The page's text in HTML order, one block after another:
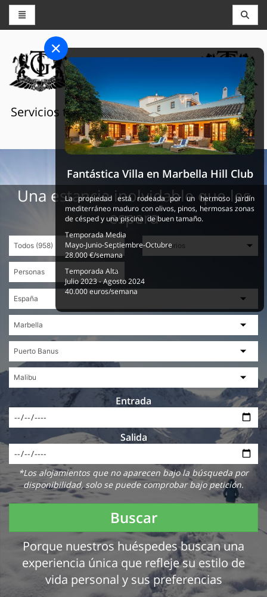
THE GRAND SELECTION
Servicios turísticos de lujo en Suiza, Francia y
España
Una estancia inolvidable que les
espera
Entrada
Salida
*Los alojamientos que no aparecen bajo la búsqueda por
disponibilidad, solo se puede comprobar bajo petición.
Buscar
Porque nuestros huéspedes buscan una
experiencia única que refleje su estilo de
vida personal y sus preferencias
Fantástica Villa en Marbella Hill Club
La propiedad está rodeada por un hermoso jardín
mediterráneo maduro con olivos, pinos, hermosas zonas
de césped y una piscina de buen tamaño.
Temporada Media
Mayo-Junio-Septiembre-Octubre
28.000 €/semana
Temporada Alta
Julio 2023 - Agosto 2024
40.000 euros/semana